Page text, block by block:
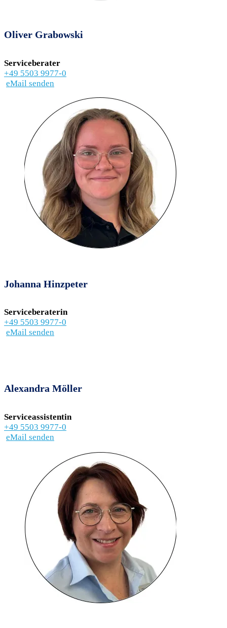
Oliver Grabowski
Serviceberater
+49 5503 9977-0
eMail senden
Johanna Hinzpeter
Serviceberaterin
+49 5503 9977-0
eMail senden
Alexandra Möller
Serviceassistentin
+49 5503 9977-0
eMail senden